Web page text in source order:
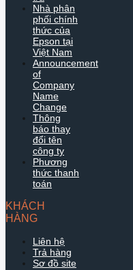
Nhà phân
phối chính
thức của
Epson tại
Việt Nam
Announcement
of
Company
Name
Change
Thông
báo thay
đổi tên
công ty
Phương
thức thanh
toán
KHÁCH
HÀNG
Liên hệ
Trả hàng
Sơ đồ site